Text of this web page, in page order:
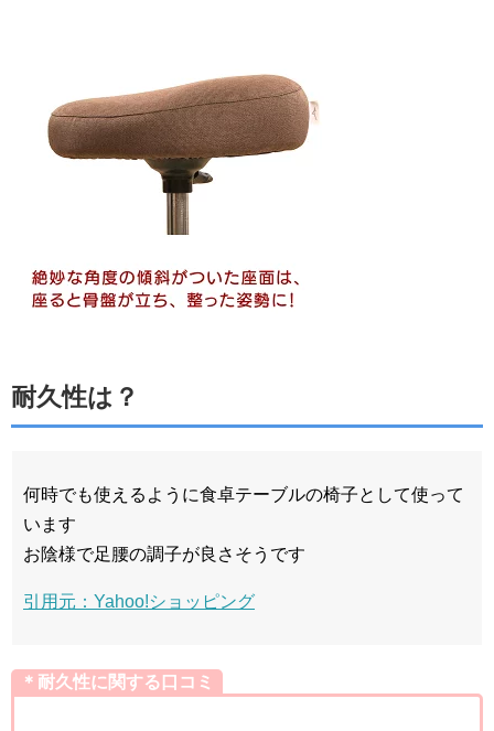
耐久性は？
何時でも使えるように食卓テーブルの椅子として使って
います
お陰様で足腰の調子が良さそうです
引用元：Yahoo!ショッピング
＊耐久性に関する口コミ